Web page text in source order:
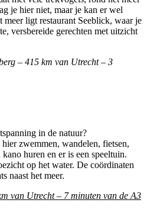
je hier niet, maar je kan er wel
ligt restaurant Seeblick, waar je
versbereide gerechten met uitzicht
– 415 km van Utrecht – 3
in de natuur?
zwemmen, wandelen, fietsen,
huren en er is een speeltuin.
op het water. De coördinaten
naast het meer.
van Utrecht – 7 minuten van de A3